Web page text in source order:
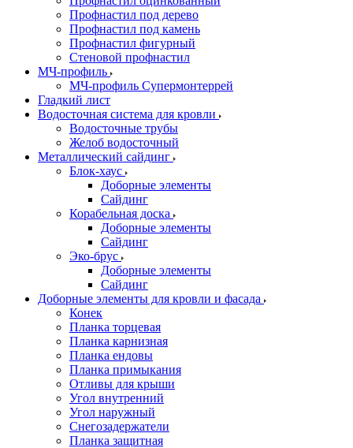
Профнастил под дерево
Профнастил под камень
Профнастил фигурный
Стеновой профнастил
МЧ-профиль
МЧ-профиль Супермонтеррей
Гладкий лист
Водосточная система для кровли
Водосточные трубы
Желоб водосточный
Металлический сайдинг
Блок-хаус
Доборные элементы
Сайдинг
Корабельная доска
Доборные элементы
Сайдинг
Эко-брус
Доборные элементы
Сайдинг
Доборные элементы для кровли и фасада
Конек
Планка торцевая
Планка карнизная
Планка ендовы
Планка примыкания
Отливы для крыши
Угол внутренний
Угол наружный
Снегозадержатели
Планка защитная